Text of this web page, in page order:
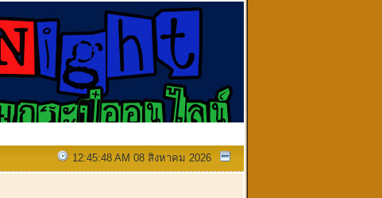
12:45:48 AM 08 สิงหาคม 2026